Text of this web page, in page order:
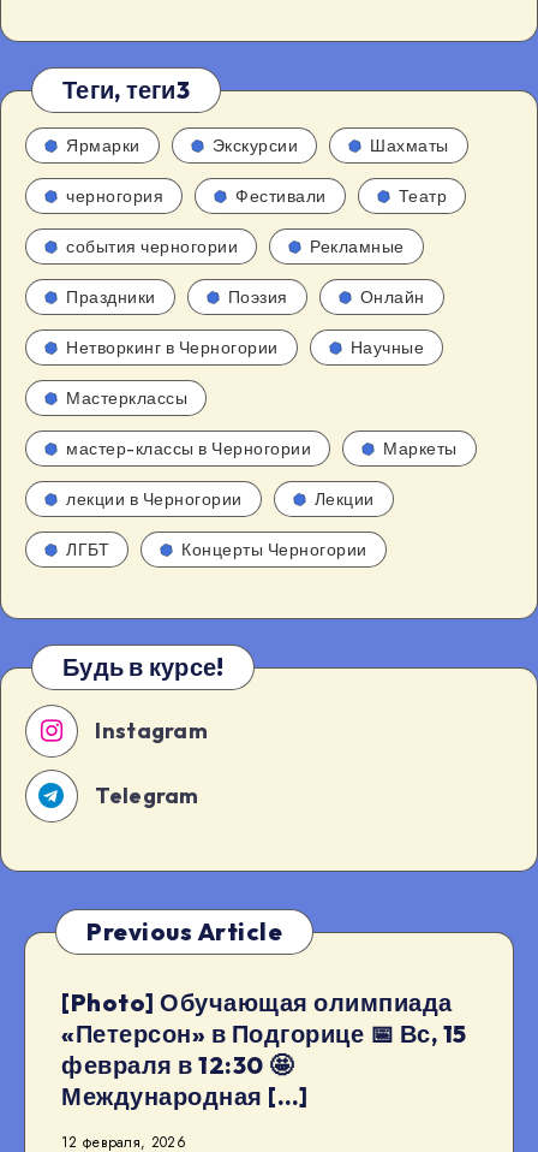
Теги, теги3
Ярмарки Экскурсии Шахматы
черногория Фестивали Театр
события черногории Рекламные
Праздники Поэзия Онлайн
Нетворкинг в Черногории Научные
Мастерклассы
мастер-классы в Черногории Маркеты
лекции в Черногории Лекции
ЛГБТ Концерты Черногории
Будь в курсе!
Instagram
Telegram
Previous Article
[Photo] Обучающая олимпиада
«Петерсон» в Подгорице 📅 Вс, 15
февраля в 12:30 🤩
Международная […]
12 февраля, 2026